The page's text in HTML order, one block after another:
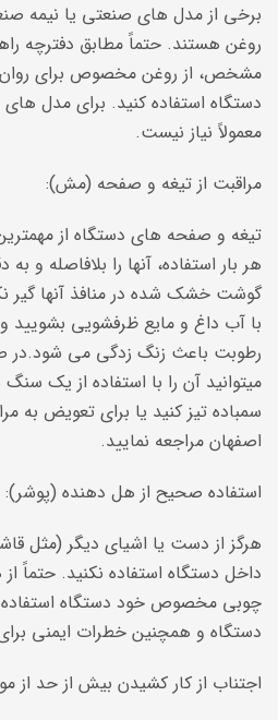
برخی از مدل های صنعتی یا نیمه
روغن هستند. حتماً مطابق دفترچه
مشخص، از روغن مخصوص برای
دستگاه استفاده کنید. برای مدل
معمولاً نیاز نیست.
مراقبت از تیغه و صفحه (مش):
تیغه و صفحه های دستگاه از
هر بار استفاده، آنها را بلافاصله و
گوشت خشک شده در منافذ آنها گیر
با آب داغ و مایع ظرفشویی بشویید
رطوبت باعث زنگ زدگی می شود.در
میتوانید آن را با استفاده از یک
سمباده تیز کنید یا برای تعویض به
اصفهان مراجعه نمایید.
استفاده صحیح از هل دهنده (پوشر):
هرگز از دست یا اشیای دیگر (مثل
داخل دستگاه استفاده نکنید. حتماً
چوبی مخصوص خود دستگاه استفاده
دستگاه و همچنین خطرات ایمنی
اجتناب از کار کشیدن بیش از حد از